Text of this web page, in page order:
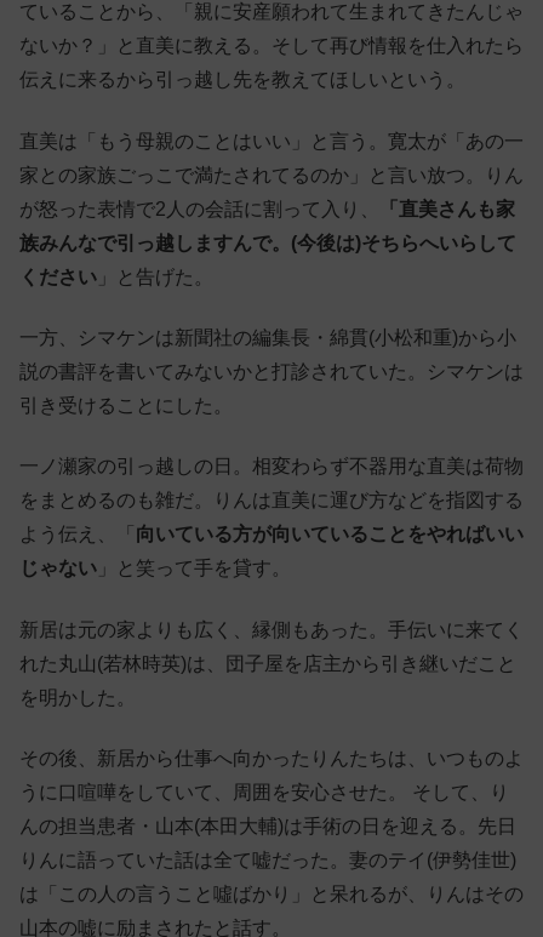
ていることから、「親に安産願われて生まれてきたんじゃ
ないか？」と直美に教える。そして再び情報を仕入れたら
伝えに来るから引っ越し先を教えてほしいという。
直美は「もう母親のことはいい」と言う。寛太が「あの一
家との家族ごっこで満たされてるのか」と言い放つ。りん
が怒った表情で2人の会話に割って入り、
「直美さんも家
族みんなで引っ越しますんで。(今後は)そちらへいらして
ください 」と告げた。
一方、シマケンは新聞社の編集長・綿貫(小松和重)から小
説の書評を書いてみないかと打診されていた。シマケンは
引き受けることにした。
一ノ瀬家の引っ越しの日。相変わらず不器用な直美は荷物
をまとめるのも雑だ。りんは直美に運び方などを指図する
よう伝え、「 向いている方が向いていることをやればいい
じゃない 」と笑って手を貸す。
新居は元の家よりも広く、縁側もあった。手伝いに来てく
れた丸山(若林時英)は、団子屋を店主から引き継いだこと
を明かした。
その後、新居から仕事へ向かったりんたちは、いつものよ
うに口喧嘩をしていて、周囲を安心させた。 そして、り
んの担当患者・山本(本田大輔)は手術の日を迎える。先日
りんに語っていた話は全て嘘だった。妻のテイ(伊勢佳世)
は「この人の言うこと噓ばかり」と呆れるが、りんはその
山本の嘘に励まされたと話す。